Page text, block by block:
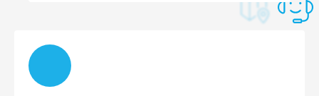
Táto recenzia bola preložená automaticky pomocou
Načítam